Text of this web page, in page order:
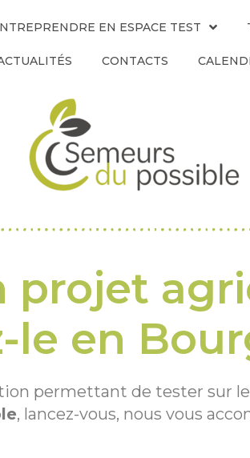
EN ESPACE TEST
CONTACTS
projet
le en
permettant de tester sur
, lancez-vous, nous vous